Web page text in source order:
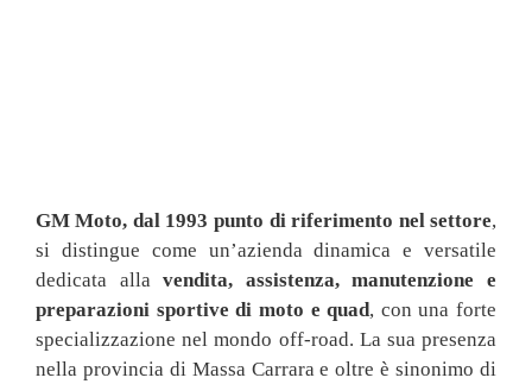
GM Moto, dal 1993 punto di riferimento nel settore,
si distingue come un’azienda dinamica e versatile
dedicata allavendita, assistenza, manutenzione e
preparazioni sportive di moto e quad, con una forte
specializzazione nel mondo off-road. La sua presenza
nella provincia di Massa Carrara e oltre è sinonimo di